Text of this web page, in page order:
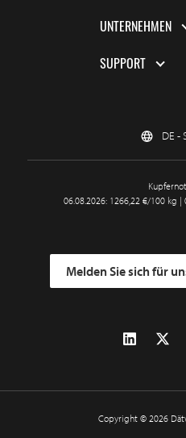
UNTERNEHMEN
SUPPORT
DE -
06.08.2026: 1266,22 €/100 kg |
Melden Sie sich für
Copyright © 2026